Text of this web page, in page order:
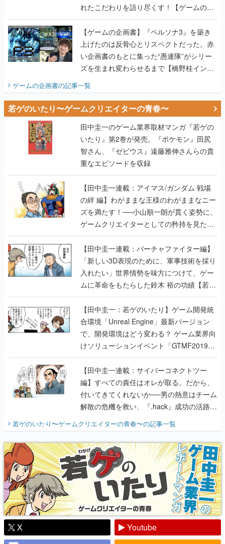
上げたのは反骨心とリスペクトだった。赤
い企画書のもとに集った“愚連隊”がシリー
ズを生まれ変わらせるまで【橋野桂インタ
ビュー】
ゲームの企画書の記事一覧
若ゲのいたり〜ゲームクリエイターの青春〜
田中圭一のゲーム業界取材マンガ『若ゲの
いたり』第2巻が発売。『ポケモン』田尻
智さん、『ゼビウス』遠藤雅伸さんらの貴
重なエピソードを収録
【田中圭一連載：アイマス/ガンダム 戦場
の絆 編】わがままな王様のわがままなニー
ズを満たす！──小山順一朗が貫く姿勢に、
ゲームクリエイターとしての矜持を見た
【若ゲのいたり最終回】
【田中圭一連載：バーチャファイター編】
「新しい3D表現のために、軍事技術を採り
入れたい」世界情勢を味方につけて、ゲー
ムに革命をもたらした鈴木 裕の功績【若ゲ
のいたり】
【田中圭一：若ゲのいたり】ゲーム開発統
合環境「Unreal Engine」最新バージョン
で、開発環境はどう変わる？ ゲーム業界向
けソリューションイベント「GTMF2019」
に行って、より理解を深めよう【PR】
【田中圭一連載：サイバーコネクトツー
編】すべての責任はオレが取る。だから、
付いてきてくれないか──男の熱意はチーム
解散の危機を救い、『.hack』成功の活路を
開く。業界の快男児・松山 洋に流れる血は
『少年ジャンプ』色だった【若ゲのいた
り】
若ゲのいたり〜ゲームクリエイターの青春〜の記事一覧
X
Youtube
Discord
RSS